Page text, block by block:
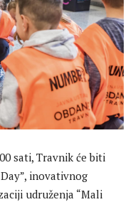
sati, Travnik će biti
inovativnog
udruženja “Mali